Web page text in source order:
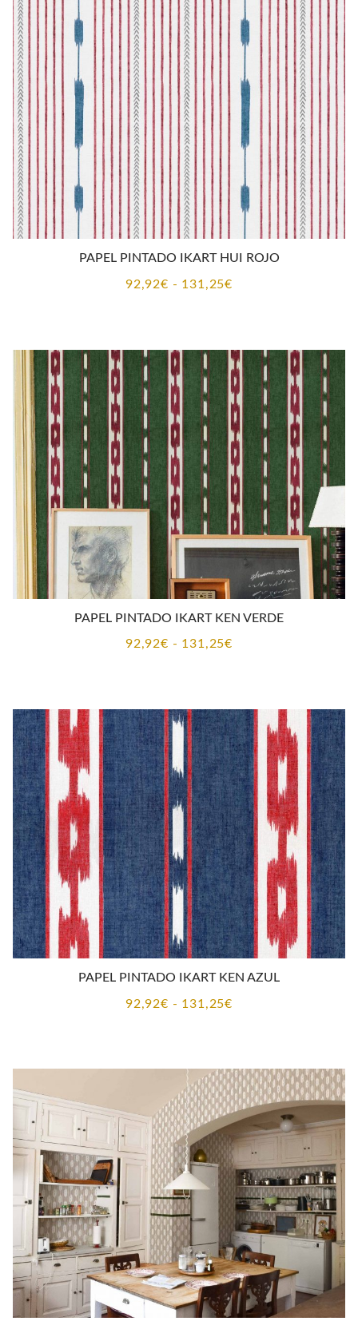
CONTACTO
PAPEL PINTADO IKART HUI ROJO
92,92€ - 131,25€Rango
desde
92,92€
hasta
131,25€
PAPEL PINTADO IKART KEN VERDE
92,92€ - 131,25€Rango
desde
92,92€
hasta
131,25€
PAPEL PINTADO IKART KEN AZUL
92,92€ - 131,25€Rango
desde
92,92€
hasta
131,25€